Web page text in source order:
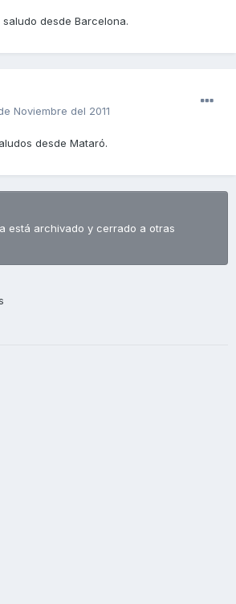
desde Barcelona.
Noviembre del 2011
desde Mataró.
está archivado y cerrado a otras